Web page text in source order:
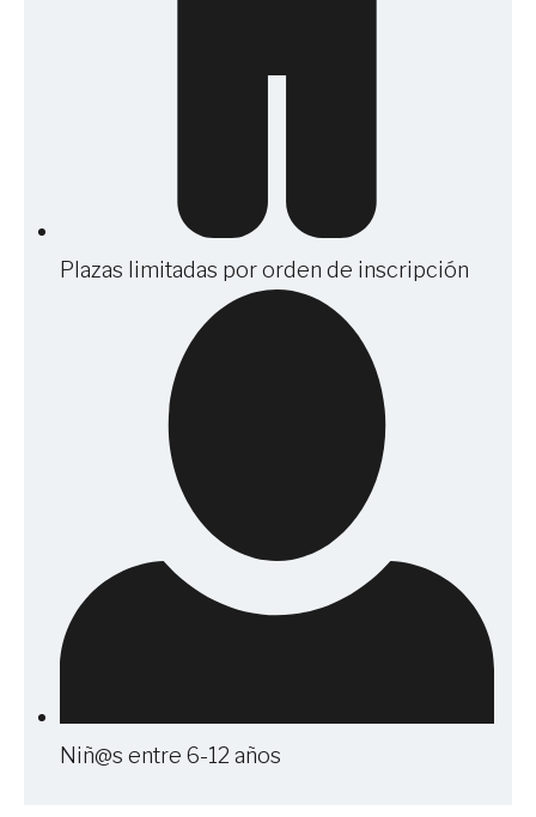
Plazas limitadas por orden de inscripción
Niñ@s entre 6-12 años